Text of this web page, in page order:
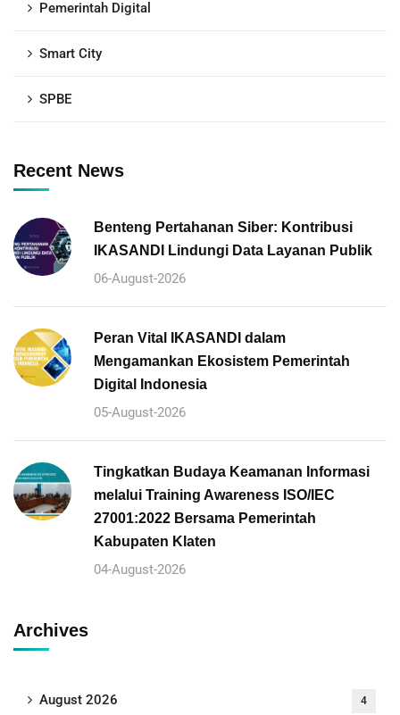
Pemerintah Digital
Smart City
SPBE
Recent News
Benteng Pertahanan Siber: Kontribusi
IKASANDI Lindungi Data Layanan Publik
06-August-2026
Peran Vital IKASANDI dalam
Mengamankan Ekosistem Pemerintah
Digital Indonesia
05-August-2026
Tingkatkan Budaya Keamanan Informasi
melalui Training Awareness ISO/IEC
27001:2022 Bersama Pemerintah
Kabupaten Klaten
04-August-2026
Archives
August 2026 4